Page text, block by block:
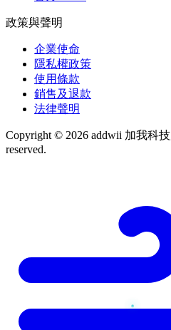
政策與聲明
企業使命
隱私權政策
使用條款
銷售及退款
法律聲明
Copyright © 2026 addwii 加我科
reserved.